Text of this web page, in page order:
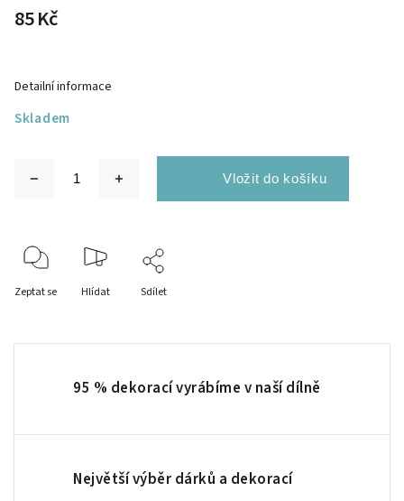
85 Kč
Skladem
Detailní informace
Zeptat se Hlídat Sdílet
95 % dekorací vyrábíme v naší dílně
Největší výběr dárků a dekorací